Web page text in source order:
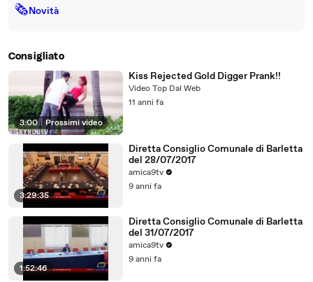
🗞Novità
Consigliato
3:00 | Prossimi video
Kiss Rejected Gold Digger Prank!!
Video Top Dal Web
11 anni fa
3:29:35
Diretta Consiglio Comunale di Barletta
del 28/07/2017
amica9tv
9 anni fa
1:52:46
Diretta Consiglio Comunale di Barletta
del 31/07/2017
amica9tv
9 anni fa